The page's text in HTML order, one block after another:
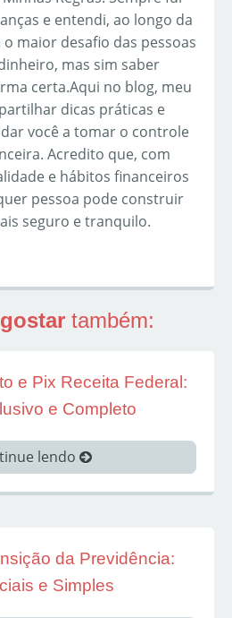
e entendi, ao longo da
maior desafio das pessoas
mas sim saber
certa.Aqui no blog, meu
dicas práticas e
você a tomar o controle
Acredito que, com
e hábitos financeiros
pessoa pode construir
seguro e tranquilo.
também:
e Pix Receita Federal:
e Completo
lendo
da Previdência:
e Simples